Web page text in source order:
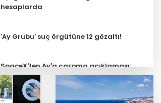
hesaplarda
'Ay Grubu' suç örgütüne 12 gözaltı!
SpaceX'ten Ay'a çarpma açıklaması:
Sorumlu uzay operasyonları için
çalışıyoruz